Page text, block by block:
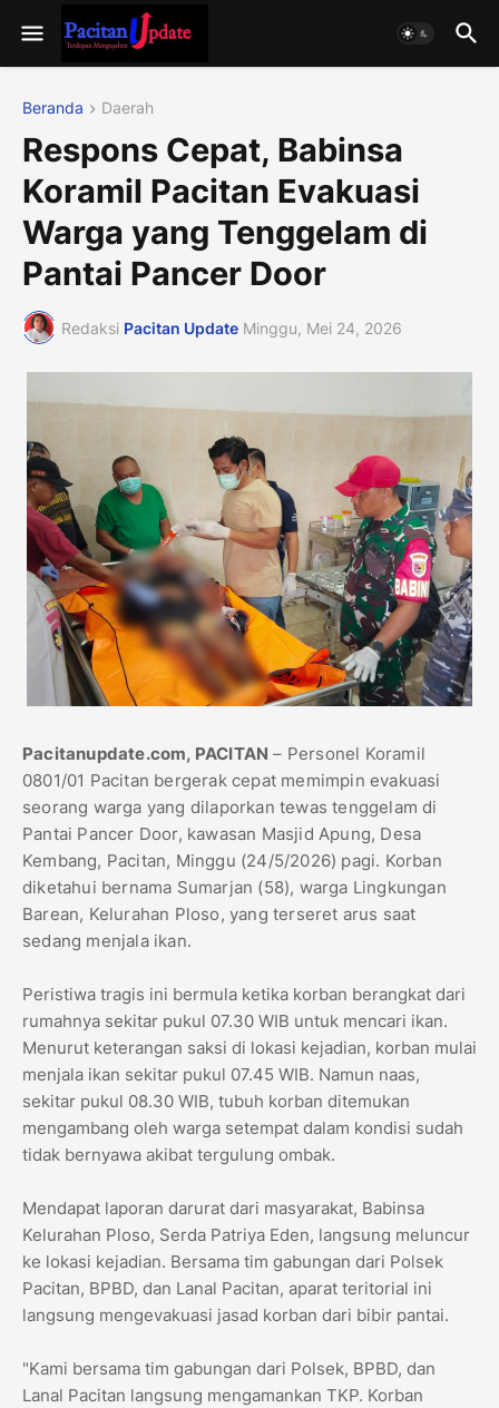
Beranda Daerah
Respons Cepat, Babinsa
Koramil Pacitan Evakuasi
Warga yang Tenggelam di
Pantai Pancer Door​
Redaksi Pacitan Update Minggu, Mei 24, 2026
Pacitanupdate.com, ​PACITAN – Personel Koramil
0801/01 Pacitan bergerak cepat memimpin evakuasi
seorang warga yang dilaporkan tewas tenggelam di
Pantai Pancer Door, kawasan Masjid Apung, Desa
Kembang, Pacitan, Minggu (24/5/2026) pagi. Korban
diketahui bernama Sumarjan (58), warga Lingkungan
Barean, Kelurahan Ploso, yang terseret arus saat
sedang menjala ikan.
​Peristiwa tragis ini bermula ketika korban berangkat dari
rumahnya sekitar pukul 07.30 WIB untuk mencari ikan.
Menurut keterangan saksi di lokasi kejadian, korban mulai
menjala ikan sekitar pukul 07.45 WIB. Namun naas,
sekitar pukul 08.30 WIB, tubuh korban ditemukan
mengambang oleh warga setempat dalam kondisi sudah
tidak bernyawa akibat tergulung ombak.
​Mendapat laporan darurat dari masyarakat, Babinsa
Kelurahan Ploso, Serda Patriya Eden, langsung meluncur
ke lokasi kejadian. Bersama tim gabungan dari Polsek
Pacitan, BPBD, dan Lanal Pacitan, aparat teritorial ini
langsung mengevakuasi jasad korban dari bibir pantai.
​"Kami bersama tim gabungan dari Polsek, BPBD, dan
Lanal Pacitan langsung mengamankan TKP. Korban